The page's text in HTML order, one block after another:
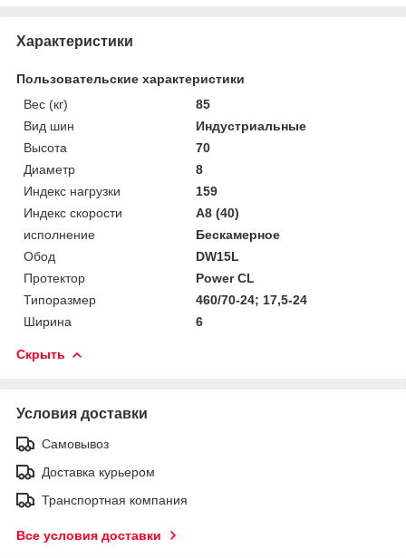
Характеристики
Пользовательские характеристики
Вес (кг)
85
Вид шин
Индустриальные
Высота
70
Диаметр
8
Индекс нагрузки
159
Индекс скорости
A8 (40)
исполнение
Бескамерное
Обод
DW15L
Протектор
Power CL
Типоразмер
460/70-24; 17,5-24
Ширина
6
Скрыть
Условия доставки
Самовывоз
Доставка курьером
Транспортная компания
Все условия доставки